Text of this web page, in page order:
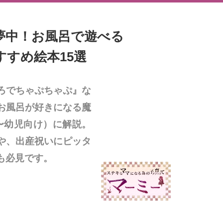
！お風呂で遊べる
すめ絵本15選
でちゃぷちゃぷ』な
風呂が好きになる魔
児向け）に解説。
、出産祝いにピッタ
見です。